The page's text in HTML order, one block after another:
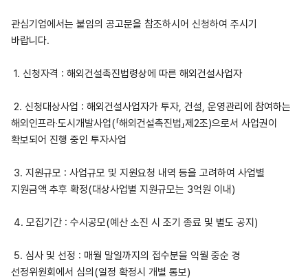
관심기업에서는 붙임의 공고문을 참조하시어 신청하여 주시기
바랍니다.
1. 신청자격 : 해외건설촉진법령상에 따른 해외건설사업자
2. 신청대상사업 : 해외건설사업자가 투자, 건설, 운영관리에 참여하는
해외인프라‧도시개발사업(「해외건설촉진법」제2조)으로서 사업권이
확보되어 진행 중인 투자사업
3. 지원규모 : 사업규모 및 지원요청 내역 등을 고려하여 사업별
지원금액 추후 확정(대상사업별 지원규모는 3억원 이내 )
4. 모집기간 : 수시공모(예산 소진 시 조기 종료 및 별도 공지 )
5. 심사 및 선정 : 매월 말일까지의 접수분을 익월 중순 경
선정위원회에서 심의 (일정 확정시 개별 통보)